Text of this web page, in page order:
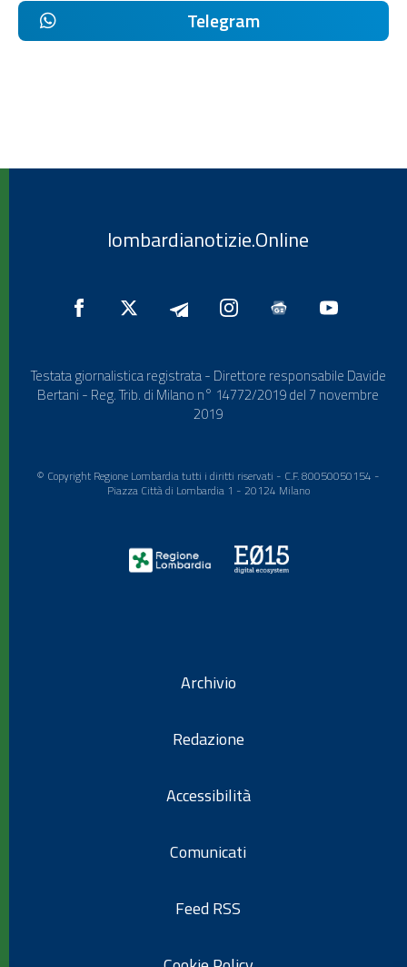
Telegram
lombardianotizie.Online
Testata giornalistica registrata - Direttore responsabile Davide
Bertani - Reg. Trib. di Milano n° 14772/2019 del 7 novembre
2019
© Copyright Regione Lombardia tutti i diritti riservati - C.F. 80050050154 -
Piazza Città di Lombardia 1 - 20124 Milano
Archivio
Redazione
Accessibilità
Comunicati
Feed RSS